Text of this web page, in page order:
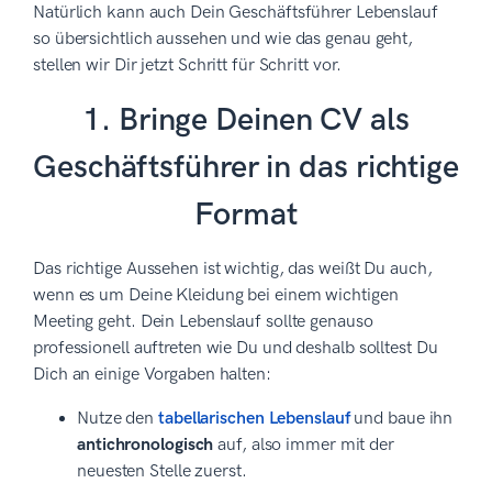
Natürlich kann auch Dein Geschäftsführer Lebenslauf
so übersichtlich aussehen und wie das genau geht,
stellen wir Dir jetzt Schritt für Schritt vor.
1. Bringe Deinen CV als
Geschäftsführer in das richtige
Format
Das richtige Aussehen ist wichtig, das weißt Du auch,
wenn es um Deine Kleidung bei einem wichtigen
Meeting geht. Dein Lebenslauf sollte genauso
professionell auftreten wie Du und deshalb solltest Du
Dich an einige Vorgaben halten:
Nutze den tabellarischen Lebenslaufund baue ihn
antichronologisch auf, also immer mit der
neuesten Stelle zuerst.